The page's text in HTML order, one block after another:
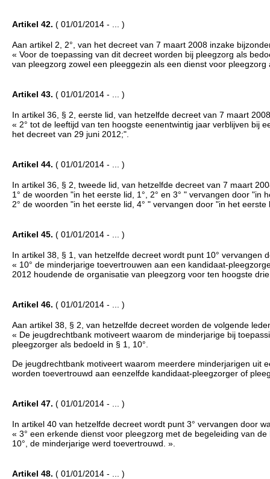
Artikel 42. ( 01/01/2014 - ... )
Aan artikel 2, 2°, van het decreet van 7 maart 2008 inzake
« Voor de toepassing van dit decreet worden bij pleegzorg als
van pleegzorg zowel een pleeggezin als een dienst voor
Artikel 43. ( 01/01/2014 - ... )
In artikel 36, § 2, eerste lid, van hetzelfde decreet van 7 maart
« 2° tot de leeftijd van ten hoogste eenentwintig jaar verblijven bij
het decreet van 29 juni 2012;".
Artikel 44. ( 01/01/2014 - ... )
In artikel 36, § 2, tweede lid, van hetzelfde decreet van 7 maart
1° de woorden "in het eerste lid, 1°, 2° en 3° " vervangen door "in
2° de woorden "in het eerste lid, 4° " vervangen door "in het eerste
Artikel 45. ( 01/01/2014 - ... )
In artikel 38, § 1, van hetzelfde decreet wordt punt 10° vervangen
« 10° de minderjarige toevertrouwen aan een kandidaat-
2012 houdende de organisatie van pleegzorg voor ten hoogste
Artikel 46. ( 01/01/2014 - ... )
Aan artikel 38, § 2, van hetzelfde decreet worden de volgende
« De jeugdrechtbank motiveert waarom de minderjarige bij
pleegzorger als bedoeld in § 1, 10°.
De jeugdrechtbank motiveert waarom meerdere minderjarigen uit
worden toevertrouwd aan eenzelfde kandidaat-pleegzorger of
Artikel 47. ( 01/01/2014 - ... )
In artikel 40 van hetzelfde decreet wordt punt 3° vervangen door
« 3° een erkende dienst voor pleegzorg met de begeleiding van
10°, de minderjarige werd toevertrouwd. ».
Artikel 48. ( 01/01/2014 - ... )